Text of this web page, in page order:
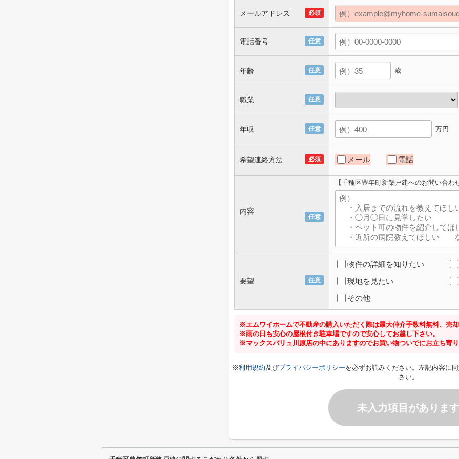
必須
メールアドレス
任意
電話番号
任意
年齢 歳
任意
職業
任意
年収 万円
必須
希望連絡方法 メール 電話
任意
内容
【千種区豊年町新築戸建へのお問い合わ
任意
要望
物件の詳細を知りたい
現地を見たい
その他
※エムワイホームで不動産の購入いただく際は最大仲介手数料無料、売
※雨の日も安心の屋根付き駐車場ですので安心してお越し下さい。
※マックスバリュ川原店の中にありますのでお買い物ついでにお立ち寄
※利用規約及びプライバシーポリシーを必ずお読みください。左記内容に
さい。
未入力項目があります